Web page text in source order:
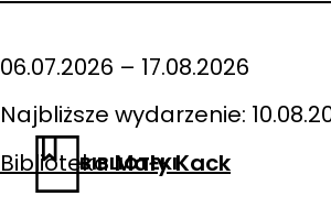
BIBLIOTEKI
06.07.2026 – 17.08.2026
Najbliższe wydarzenie:
BibliotekaMały Kack